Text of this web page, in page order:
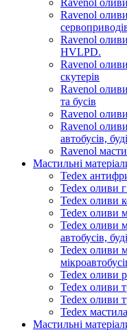
Ravenol
Ravenol
HVLPD.
Ravenol
скутерів
Ravenol
та бусів
Ravenol оливи
Ravenol
автобусів,
Ravenol
Мастильні
Tedex
Tedex оливи
Tedex оливи
Tedex оливи
Tedex оливи
автобусів,
Tedex оливи
Tedex оливи
Tedex оливи
Tedex оливи
Tedex
Мастильні